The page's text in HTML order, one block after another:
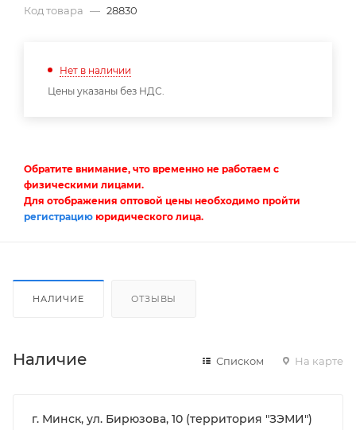
Код товара — 28830
Нет в наличии
Цены указаны без НДС.
Обратите внимание, что временно не работаем с
физическими лицами.
Для отображения оптовой цены необходимо пройти
регистрацию юридического лица.
НАЛИЧИЕ ОТЗЫВЫ
Наличие Списком На карте
г. Минск, ул. Бирюзова, 10 (территория "ЗЭМИ")